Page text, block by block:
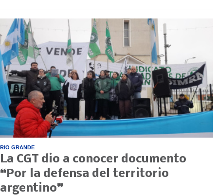
RIO GRANDE
La CGT dio a conocer documento
“Por la defensa del territorio
argentino”